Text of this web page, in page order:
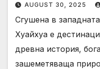
AUGUST 30, 2025
Сгушена в
Хуайхуа е
древна история,
зашеметяваща